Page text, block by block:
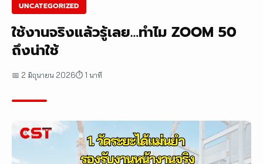
UNCATEGORIZED
ใช้งานจริงแล้วรู้เลย…ทำไม ZOOM 50
ถึงน่าใช้
📅 2 มิถุนายน 2026⏱ 1 นาที